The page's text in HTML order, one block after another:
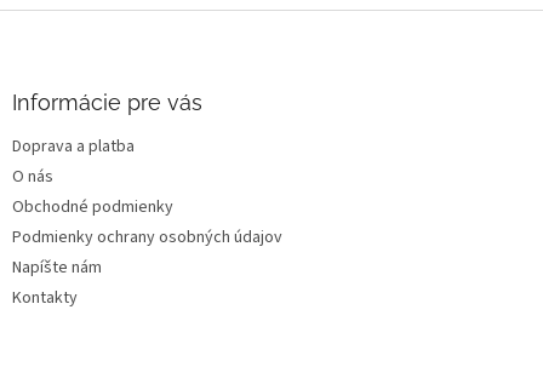
e
Informácie pre vás
Doprava a platba
O nás
Obchodné podmienky
Podmienky ochrany osobných údajov
Napíšte nám
Kontakty